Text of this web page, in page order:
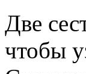
Две
чтобы